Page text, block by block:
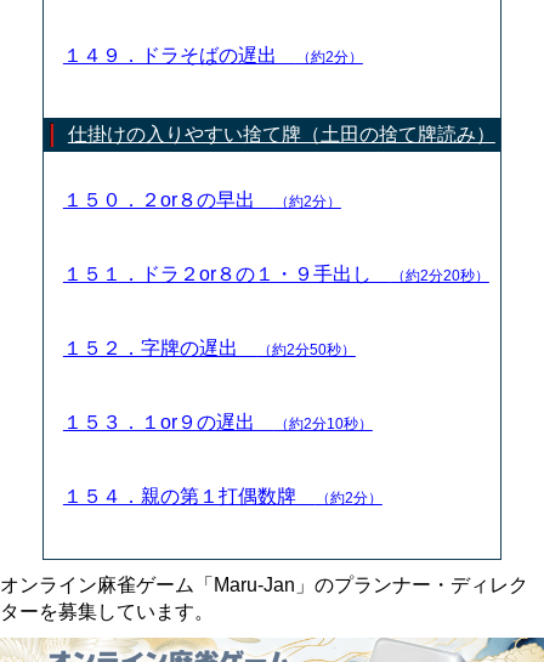
１４９．ドラそばの遅出 （約2分）
仕掛けの入りやすい捨て牌（土田の捨て牌読み）
１５０．２or８の早出 （約2分）
１５１．ドラ２or８の１・９手出し （約2分20秒）
１５２．字牌の遅出 （約2分50秒）
１５３．１or９の遅出 （約2分10秒）
１５４．親の第１打偶数牌 （約2分）
オンライン麻雀ゲーム「Maru-Jan」のプランナー・ディレク
ターを募集しています。